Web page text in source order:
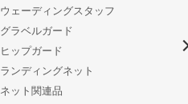
ウェーディングスタッフ
グラベルガード
ヒップガード
ランディングネット
ネット関連品